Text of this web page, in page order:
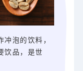
泡的饮料，
饮品，是世